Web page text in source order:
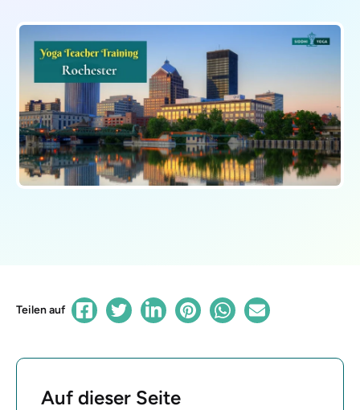
Teilen auf
Auf dieser Seite